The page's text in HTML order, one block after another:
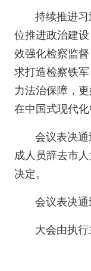
持续推进
位推进政治建
效强化检察监
求打造检察铁
力法治保障，
在中国式现代化
会议表决
成人员辞去市
决定。
会议表决通
大会由执行